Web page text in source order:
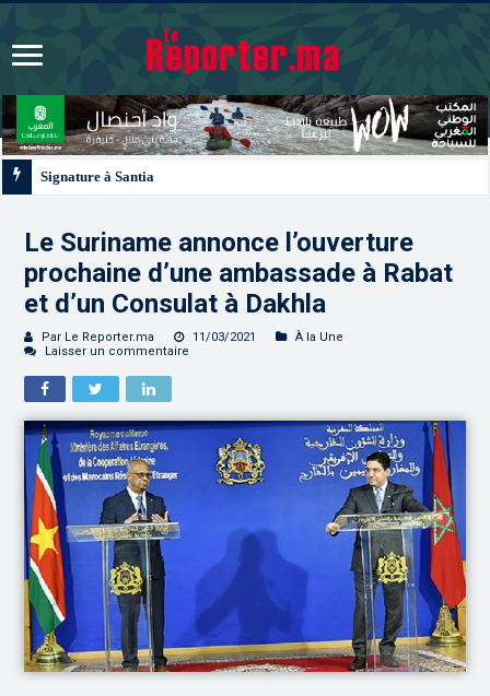
Le Suriname annonce l’ouverture
prochaine d’une ambassade à Rabat
et d’un Consulat à Dakhla
Par Le Reporter.ma 11/03/2021
À la Une
Laisser un commentaire